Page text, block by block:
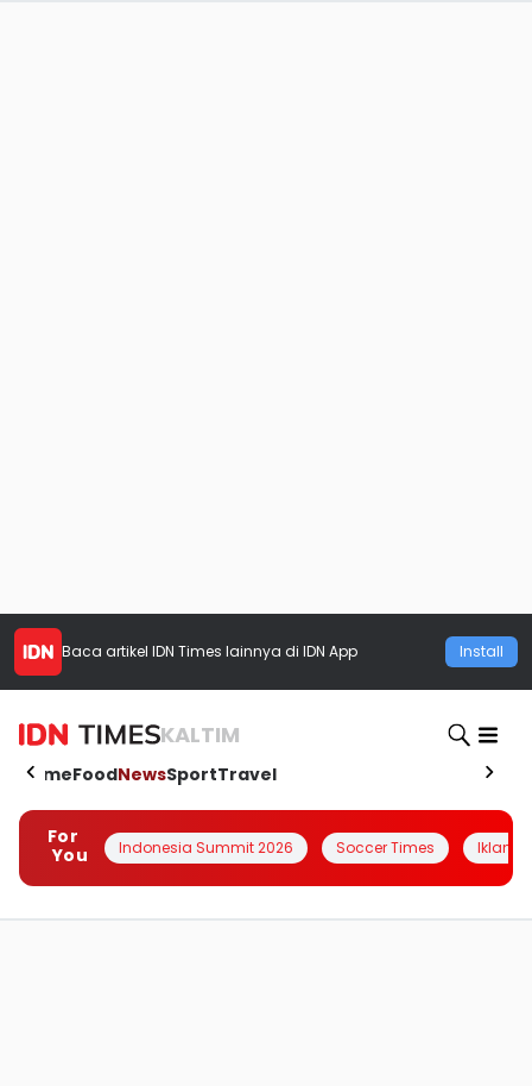
Baca artikel IDN Times lainnya di IDN App Install
KALTIM
HomeFoodNewsSportTravel
For
You
Indonesia Summit 2026 Soccer Times Iklanin